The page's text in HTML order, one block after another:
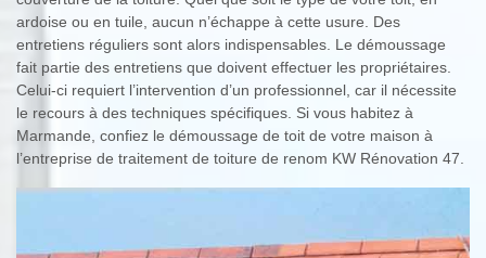
ardoise ou en tuile, aucun n’échappe à cette usure. Des
entretiens réguliers sont alors indispensables. Le démoussage
fait partie des entretiens que doivent effectuer les propriétaires.
Celui-ci requiert l’intervention d’un professionnel, car il nécessite
le recours à des techniques spécifiques. Si vous habitez à
Marmande, confiez le démoussage de toit de votre maison à
l’entreprise de traitement de toiture de renom KW Rénovation 47.